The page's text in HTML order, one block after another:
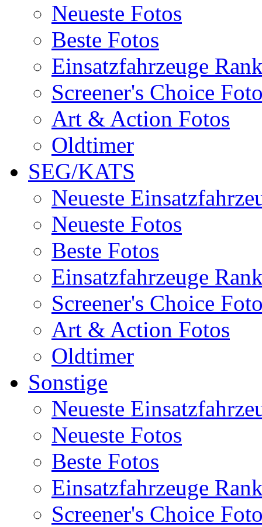
Neueste Fotos
Beste Fotos
Einsatzfahrzeuge
Screener's Choice
Art & Action Fotos
Oldtimer
SEG/KATS
Neueste
Neueste Fotos
Beste Fotos
Einsatzfahrzeuge
Screener's Choice
Art & Action Fotos
Oldtimer
Sonstige
Neueste
Neueste Fotos
Beste Fotos
Einsatzfahrzeuge
Screener's Choice